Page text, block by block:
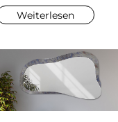
Weiterlesen